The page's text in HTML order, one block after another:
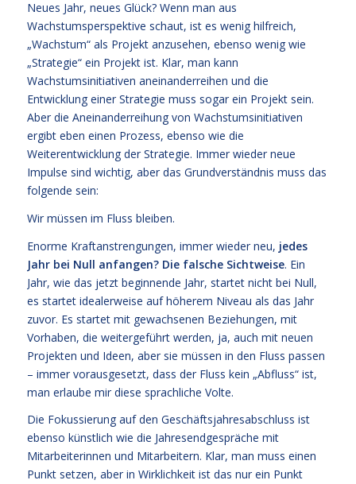
Neues Jahr, neues Glück? Wenn man aus
Wachstumsperspektive schaut, ist es wenig hilfreich,
„Wachstum“ als Projekt anzusehen, ebenso wenig wie
„Strategie“ ein Projekt ist. Klar, man kann
Wachstumsinitiativen aneinanderreihen und die
Entwicklung einer Strategie muss sogar ein Projekt sein.
Aber die Aneinanderreihung von Wachstumsinitiativen
ergibt eben einen Prozess, ebenso wie die
Weiterentwicklung der Strategie. Immer wieder neue
Impulse sind wichtig, aber das Grundverständnis muss das
folgende sein:
Wir müssen im Fluss bleiben.
Enorme Kraftanstrengungen, immer wieder neu, jedes
Jahr bei Null anfangen? Die falsche Sichtweise. Ein
Jahr, wie das jetzt beginnende Jahr, startet nicht bei Null,
es startet idealerweise auf höherem Niveau als das Jahr
zuvor. Es startet mit gewachsenen Beziehungen, mit
Vorhaben, die weitergeführt werden, ja, auch mit neuen
Projekten und Ideen, aber sie müssen in den Fluss passen
– immer vorausgesetzt, dass der Fluss kein „Abfluss“ ist,
man erlaube mir diese sprachliche Volte.
Die Fokussierung auf den Geschäftsjahresabschluss ist
ebenso künstlich wie die Jahresendgespräche mit
Mitarbeiterinnen und Mitarbeitern. Klar, man muss einen
Punkt setzen, aber in Wirklichkeit ist das nur ein Punkt